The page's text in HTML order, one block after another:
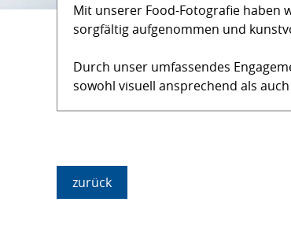
Mit unserer Food-Fotografie haben
sorgfältig aufgenommen und
Durch unser umfassendes
sowohl visuell ansprechend als
zurück